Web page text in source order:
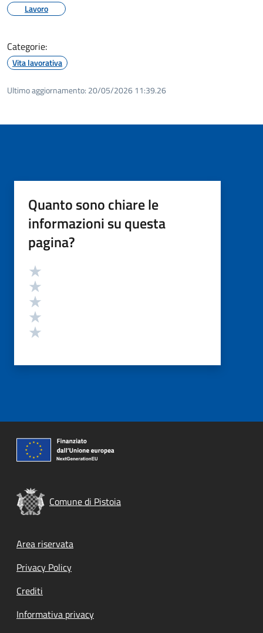
Lavoro
Categorie:
Vita lavorativa
Ultimo aggiornamento: 20/05/2026 11:39.26
Quanto sono chiare le
informazioni su questa
pagina?
Valutazione
Comune di Pistoia
Footer menu
Area riservata
Privacy Policy
Crediti
Informativa privacy